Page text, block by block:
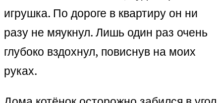
игрушка. По дороге в квартиру он ни
разу не мяукнул. Лишь один раз очень
глубоко вздохнул, повиснув на моих
руках.